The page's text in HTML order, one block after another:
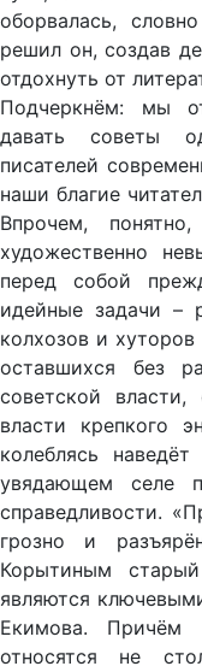
оборвалась,
решил он, создав
отдохнуть от
Подчеркнём: мы
давать советы
писателей
наши благие
Впрочем,
художественно
перед собой
идейные задачи –
колхозов и
оставшихся без
советской
власти крепкого
колеблясь
увядающем селе
справедливости.
грозно и
Корытиным
являются
Екимова. Причём
относятся не